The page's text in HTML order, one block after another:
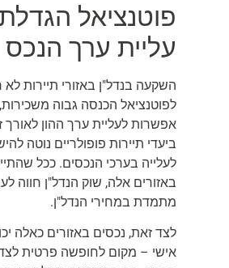
פוטנציאל
עליית ערך הנכס
השקעה בנדל"ן באזורי תיירות
לפוטנציאל הכנסה גבוה
אפשרות לעליית ערך ההון לאורך
ביעדי תיירות פופולריים נוטה
לעלייה בערכי הנכסים. ככל
באזורים אלה, שוק הנדל"ן חווה
מתמדת במחירי הנדל"ן.
לצד זאת, נכסים באזורים כאלה
אישי – מקום לחופשה פרטית